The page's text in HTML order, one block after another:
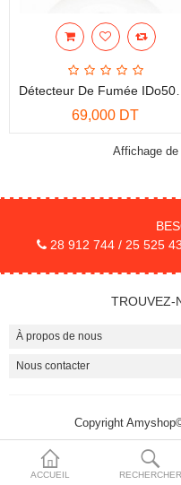
Instrument de mesure
Informatique
More Categories
ACCUEIL RECHERCHER
69,000 DT
Affichage
28 912 744 / 25 525
TROUVEZ-
À propos de nous
Nous contacter
Copyright